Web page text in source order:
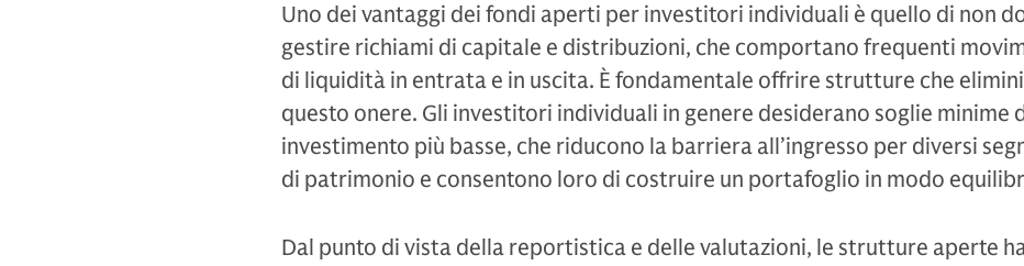
Uno dei vantaggi dei fondi aperti per investitori individuali è quello di non
gestire richiami di capitale e distribuzioni, che comportano frequenti
di liquidità in entrata e in uscita. È fondamentale offrire strutture che
questo onere. Gli investitori individuali in genere desiderano soglie minime
investimento più basse, che riducono la barriera all’ingresso per diversi
di patrimonio e consentono loro di costruire un portafoglio in modo
Dal punto di vista della reportistica e delle valutazioni, le strutture aperte